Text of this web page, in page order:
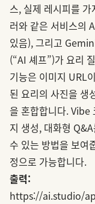
스, 실제 레시피를
러와 같은 서비스의
있음), 그리고
(“AI 셰프”)가 요리
기능은 이미지 URL
된 요리의 사진을 생
을 혼합합니다. Vibe
지 생성, 대화형
수 있는 방법을 보여
정으로 가능합니다.
출력:
https://ai.studio/